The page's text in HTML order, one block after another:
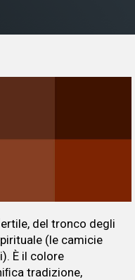
del tronco degli
(le camicie
È il colore
tradizione,